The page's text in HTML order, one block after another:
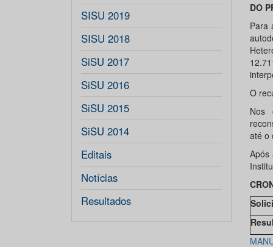
SISU 2019
SISU 2018
SiSU 2017
SiSU 2016
SiSU 2015
SiSU 2014
Editais
Notícias
Resultados
DO
Para
O
Nos
até o
Após